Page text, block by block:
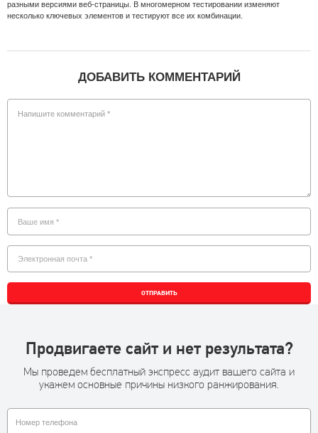
разными версиями веб-страницы. В многомерном тестировании изменяют
несколько ключевых элементов и тестируют все их комбинации.
ДОБАВИТЬ КОММЕНТАРИЙ
ОТПРАВИТЬ
Продвигаете сайт и нет результата?
Мы проведем бесплатный экспресс аудит вашего сайта и
укажем основные причины низкого ранжирования.